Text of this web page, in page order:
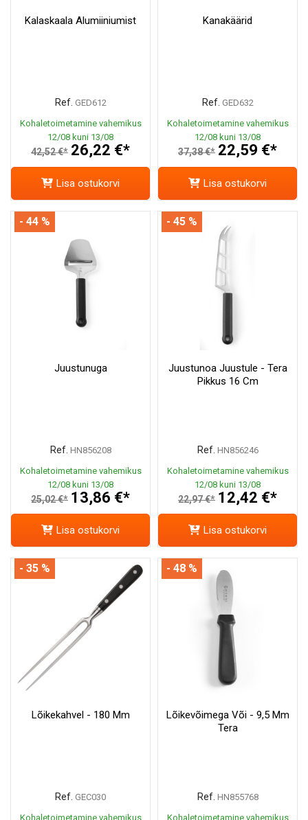
Kalaskaala Alumiiniumist
Ref. GED612
Kohaletoimetamine vahemikus
12/08 kuni 13/08
42,52 €* 26,22 €*
Lisa ostukorvi
Kanakäärid
Ref. GED632
Kohaletoimetamine vahemikus
12/08 kuni 13/08
37,38 €* 22,59 €*
Lisa ostukorvi
Juustunuga
Ref. HN856208
Kohaletoimetamine vahemikus
12/08 kuni 13/08
25,02 €* 13,86 €*
- 44 %
Lisa ostukorvi
Juustunoa Juustule - Tera
Pikkus 16 Cm
Ref. HN856246
Kohaletoimetamine vahemikus
12/08 kuni 13/08
22,97 €* 12,42 €*
- 45 %
Lisa ostukorvi
Lõikekahvel - 180 Mm
Ref. GEC030
Kohaletoimetamine vahemikus
- 35 %
Lõikevõimega Või - 9,5 Mm
Tera
Ref. HN855768
Kohaletoimetamine vahemikus
- 48 %